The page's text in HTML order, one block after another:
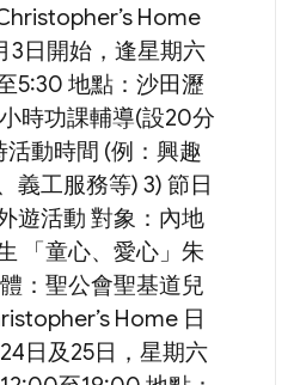
Home
3日開始，逢星期六
5:30 地點：沙田瀝
時功課輔導(設20分
活動時間 (例：興趣
義工服務等) 3) 節日
遊活動 對象：內地
「童心、愛心」朱
：聖公會聖基道兒
Home 日
日及25日，星期六